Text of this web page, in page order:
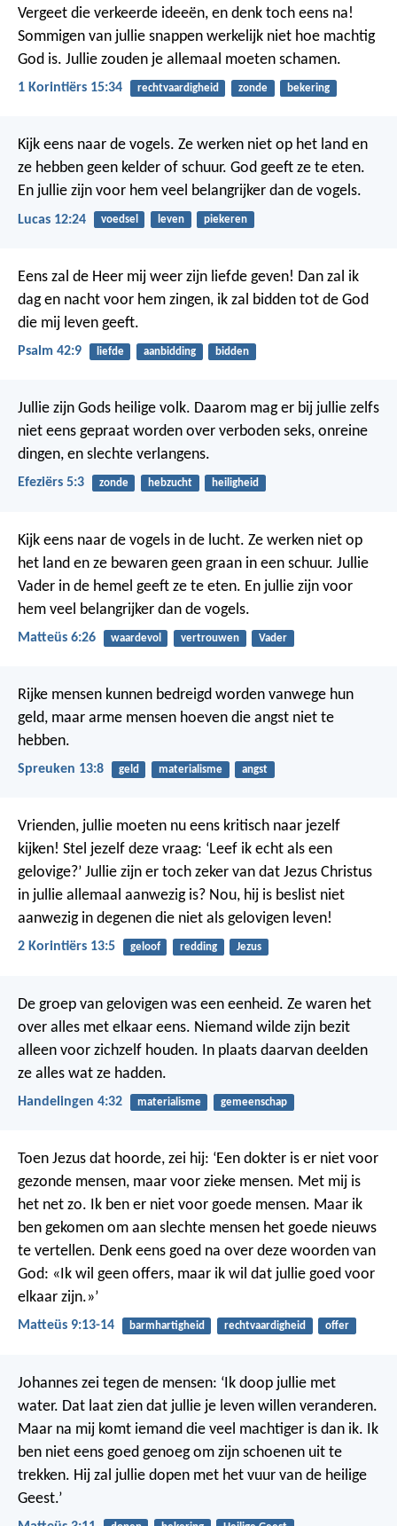
Vergeet die verkeerde ideeën, en denk toch eens na!
Sommigen van jullie snappen werkelijk niet hoe machtig
God is. Jullie zouden je allemaal moeten schamen.
1 Korintiërs 15:34 rechtvaardigheid zonde bekering
Kijk eens naar de vogels. Ze werken niet op het land en
ze hebben geen kelder of schuur. God geeft ze te eten.
En jullie zijn voor hem veel belangrijker dan de vogels.
Lucas 12:24 voedsel leven piekeren
Eens zal de Heer mij weer zijn liefde geven! Dan zal ik
dag en nacht voor hem zingen, ik zal bidden tot de God
die mij leven geeft.
Psalm 42:9 liefde aanbidding bidden
Jullie zijn Gods heilige volk. Daarom mag er bij jullie zelfs
niet eens gepraat worden over verboden seks, onreine
dingen, en slechte verlangens.
Efeziërs 5:3 zonde hebzucht heiligheid
Kijk eens naar de vogels in de lucht. Ze werken niet op
het land en ze bewaren geen graan in een schuur. Jullie
Vader in de hemel geeft ze te eten. En jullie zijn voor
hem veel belangrijker dan de vogels.
Matteüs 6:26 waardevol vertrouwen Vader
Rijke mensen kunnen bedreigd worden vanwege hun
geld, maar arme mensen hoeven die angst niet te
hebben.
Spreuken 13:8 geld materialisme angst
Vrienden, jullie moeten nu eens kritisch naar jezelf
kijken! Stel jezelf deze vraag: ‘Leef ik echt als een
gelovige?’ Jullie zijn er toch zeker van dat Jezus Christus
in jullie allemaal aanwezig is? Nou, hij is beslist niet
aanwezig in degenen die niet als gelovigen leven!
2 Korintiërs 13:5 geloof redding Jezus
De groep van gelovigen was een eenheid. Ze waren het
over alles met elkaar eens. Niemand wilde zijn bezit
alleen voor zichzelf houden. In plaats daarvan deelden
ze alles wat ze hadden.
Handelingen 4:32 materialisme gemeenschap
Toen Jezus dat hoorde, zei hij: ‘Een dokter is er niet voor
gezonde mensen, maar voor zieke mensen. Met mij is
het net zo. Ik ben er niet voor goede mensen. Maar ik
ben gekomen om aan slechte mensen het goede nieuws
te vertellen. Denk eens goed na over deze woorden van
God: «Ik wil geen offers, maar ik wil dat jullie goed voor
elkaar zijn.»’
Matteüs 9:13-14 barmhartigheid rechtvaardigheid offer
Johannes zei tegen de mensen: ‘Ik doop jullie met
water. Dat laat zien dat jullie je leven willen veranderen.
Maar na mij komt iemand die veel machtiger is dan ik. Ik
ben niet eens goed genoeg om zijn schoenen uit te
trekken. Hij zal jullie dopen met het vuur van de heilige
Geest.’